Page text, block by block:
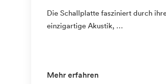
Die Schallplatte fasziniert durch
einzigartige Akustik, …
Mehr erfahren